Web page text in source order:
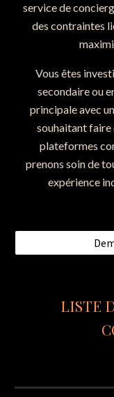
service de
des contraintes
Vous êtes
secondaire ou
principale avec
souhaitant faire
plateformes
prenons soin de
expérience
LISTE